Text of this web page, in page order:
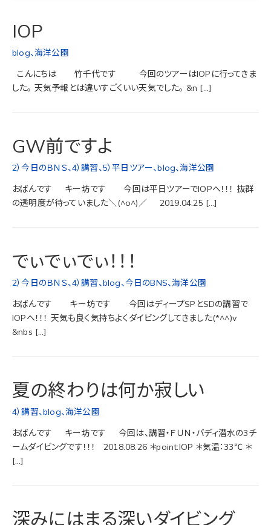
IOP
blog、海洋公園
こんにちは 竹千代です 今回のツアーはIOPに行ってきま
した。 天気予報とは違いすごくいい天気でした。 &n […]
GW前ですよ
2）今日のＢＮＳ、4）講習、5）平日ツアー、blog、海洋公園
おばんです キー坊です 今回は平日ツアーでIOPへ！！！ 抜群
の透明度が待っていました＼(^o^)／ 2019.04.25 […]
でぃでぃでぃ！！！
2）今日のＢＮＳ、4）講習、blog、今日のBNS、海洋公園
おばんです キー坊です 今回はディープSPとSDの講習で
IOPへ！！！ 天気も良く気持ちよくダイビングしてきました(*^^)v
&nbs […]
夏の終わりは何か寂しい
4）講習、blog、海洋公園
おばんです キー坊です 今回は、講習・ＦＵＮ・バディ潜水の3チ
ームダイビングです！！！ 2018.08.26 ＊point:IOP ＊気温：33℃ ＊
[…]
深みにはまる深いダイビング